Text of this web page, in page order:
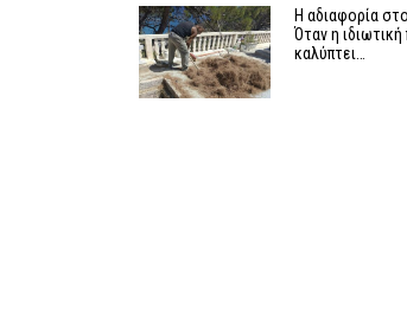
Η αδιαφορία
Όταν η
καλύπτει…